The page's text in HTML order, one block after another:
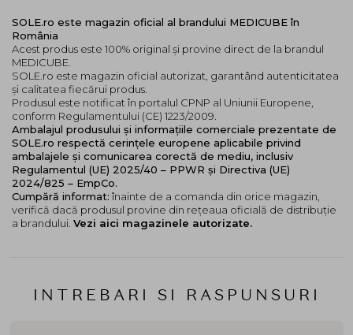
INTREBARI SI RASPUNSURI
SOLE.ro este magazin oficial al brandului MEDICUBE în
România
Acest produs este 100% original și provine direct de la brandul
MEDICUBE.
SOLE.ro este magazin oficial autorizat, garantând autenticitatea
și calitatea fiecărui produs.
Produsul este notificat în portalul CPNP al Uniunii Europene,
conform Regulamentului (CE) 1223/2009.
Ambalajul produsului și informațiile comerciale prezentate de
SOLE.ro respectă cerințele europene aplicabile privind
ambalajele și comunicarea corectă de mediu, inclusiv
Regulamentul (UE) 2025/40 – PPWR și Directiva (UE)
2024/825 – EmpCo.
Cumpără informat: înainte de a comanda din orice magazin,
verifică dacă produsul provine din rețeaua oficială de distribuție
a brandului. Vezi aici magazinele autorizate.